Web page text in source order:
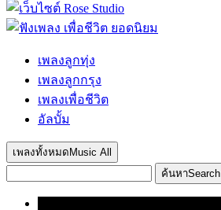
เพลงลูกทุ่ง
เพลงลูกกรุง
เพลงเพื่อชีวิต
อัลบั้ม
เพลงทั้งหมด Music All
ค้นหาSearch